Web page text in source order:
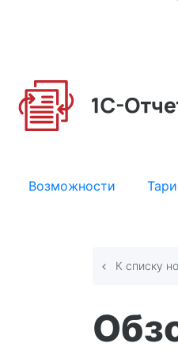
Возможности
К списку